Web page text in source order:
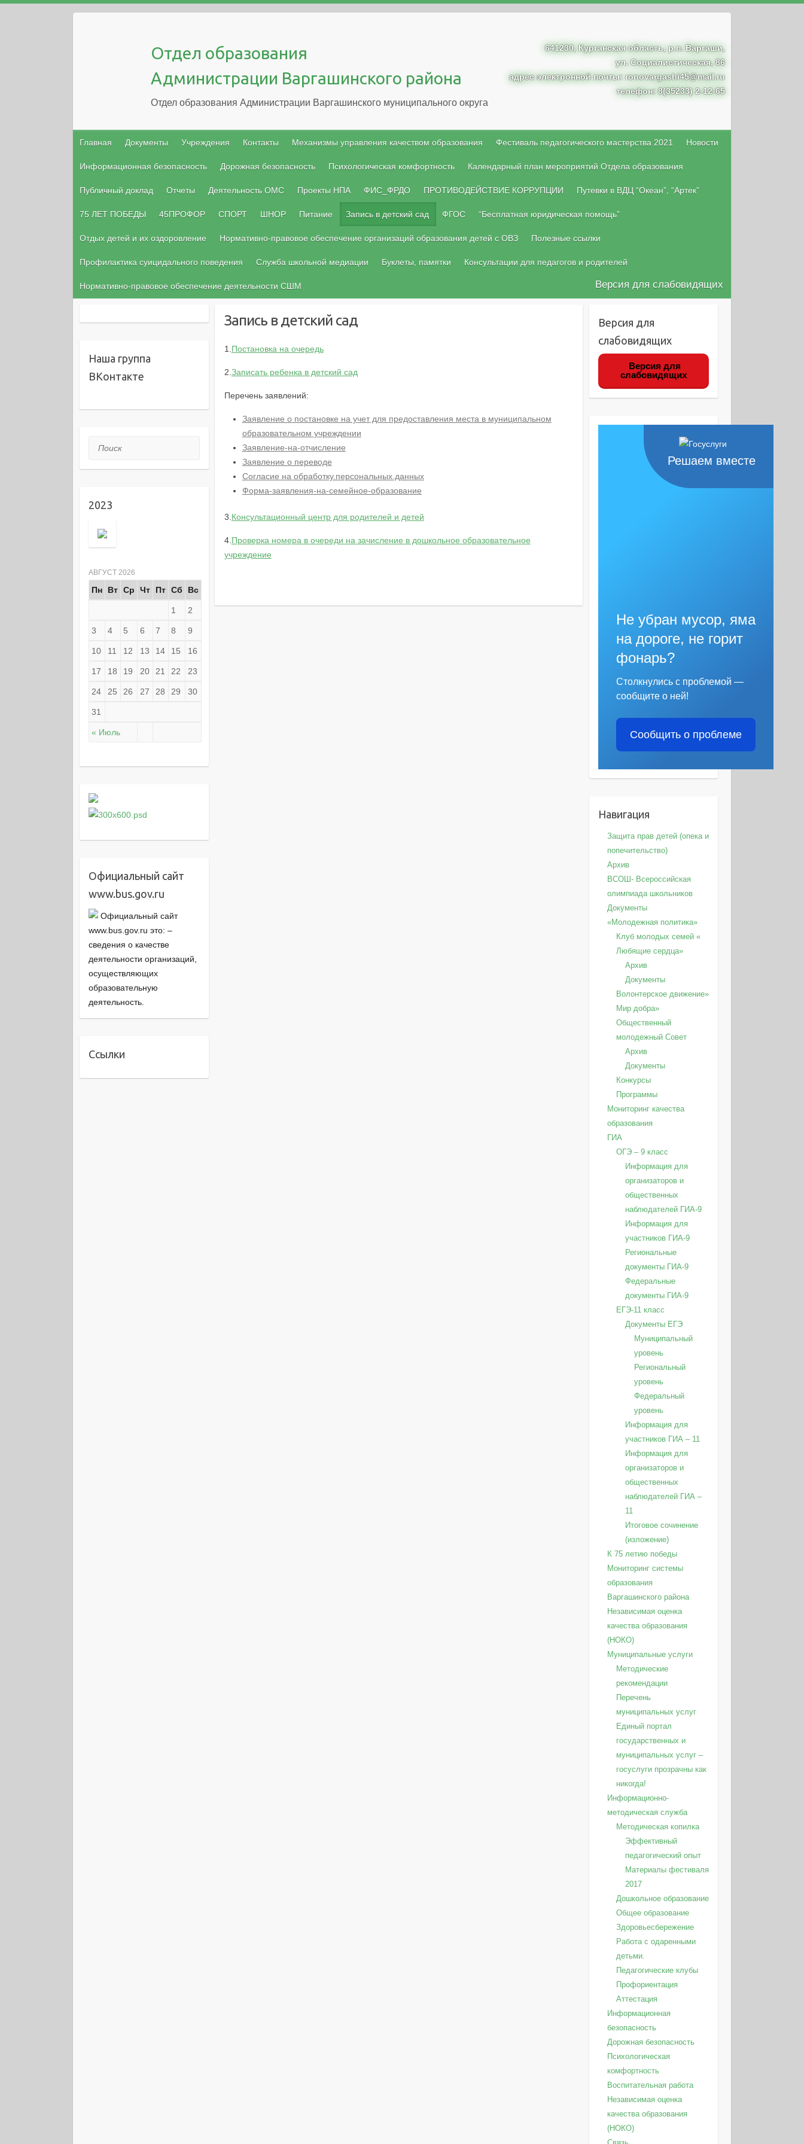
Отдел образования
Администрации Варгашинского района
Отдел образования Администрации Варгашинского муниципального округа
641230, Курганская область, р.п. Варгаши,
ул. Социалистическая, 86
адрес электронной почты: ronovargashi45@mail.ru
телефон: 8(35233) 2-12-65
Главная Документы Учреждения Контакты Механизмы управления качеством образования Фестиваль педагогического мастерства 2021 Новости
Информационная безопасность Дорожная безопасность Психологическая комфортность Календарный план мероприятий Отдела образования
Публичный доклад Отчеты Деятельность ОМС Проекты НПА ФИС_ФРДО ПРОТИВОДЕЙСТВИЕ КОРРУПЦИИ Путевки в ВДЦ “Океан”, “Артек”
75 ЛЕТ ПОБЕДЫ 45ПРОФОР СПОРТ ШНОР Питание Запись в детский сад ФГОС “Бесплатная юридическая помощь”
Отдых детей и их оздоровление Нормативно-правовое обеспечение организаций образования детей с ОВЗ Полезные ссылки
Профилактика суицидального поведения Служба школьной медиации Буклеты, памятки Консультации для педагогов и родителей
Нормативно-правовое обеспечение деятельности СШМ Версия для слабовидящих
Наша группа
ВКонтакте
Поиск
2023
АВГУСТ 2026
Пн Вт Ср Чт Пт Сб Вс
« Июль
1 2
3 4 5 6 7 8 9
10 11 12 13 14 15 16
17 18 19 20 21 22 23
24 25 26 27 28 29 30
31
Официальный сайт
www.bus.gov.ru
Официальный сайт
www.bus.gov.ru это: –
cведения о качестве
деятельности организаций,
осуществляющих
образовательную
деятельность.
Ссылки
Запись в детский сад
1.Постановка на очередь
2.Записать ребенка в детский сад
Перечень заявлений:
Заявление о постановке на учет для предоставления места в муниципальном
образовательном учреждении
Заявление-на-отчисление
Заявление о переводе
Согласие на обработку.персональных.данных
Форма-заявления-на-семейное-образование
3.Консультационный центр для родителей и детей
4.Проверка номера в очереди на зачисление в дошкольное образовательное
учреждение
Версия для
слабовидящих
Версия для
слабовидящих
Решаем вместе
Не убран мусор, яма
на дороге, не горит
фонарь?
Столкнулись с проблемой —
сообщите о ней!
Сообщить о проблеме
Навигация
Защита прав детей (опека и
попечительство)
Архив
ВСОШ- Всероссийская
олимпиада школьников
Документы
«Молодежная политика»
Клуб молодых семей «
Любящие сердца»
Архив
Документы
Волонтерское движение»
Мир добра»
Общественный
молодежный Совет
Архив
Документы
Конкурсы
Программы
Мониторинг качества
образования
ГИА
ОГЭ – 9 класс
Информация для
организаторов и
общественных
наблюдателей ГИА-9
Информация для
участников ГИА-9
Региональные
документы ГИА-9
Федеральные
документы ГИА-9
ЕГЭ-11 класс
Документы ЕГЭ
Муниципальный
уровень
Региональный
уровень
Федеральный
уровень
Информация для
участников ГИА – 11
Информация для
организаторов и
общественных
наблюдателей ГИА –
11
Итоговое сочинение
(изложение)
К 75 летию победы
Мониторинг системы
образования
Варгашинского района
Независимая оценка
качества образования
(НОКО)
Муниципальные услуги
Методические
рекомендации
Перечень
муниципальных услуг
Единый портал
государственных и
муниципальных услуг –
госуслуги прозрачны как
никогда!
Информационно-
методическая служба
Методическая копилка
Эффективный
педагогический опыт
Материалы фестиваля
2017
Дошкольное образование
Общее образование
Здоровьесбережение
Работа с одаренными
детьми.
Педагогические клубы
Профориентация
Аттестация
Информационная
безопасность
Дорожная безопасность
Психологическая
комфортность
Воспитательная работа
Независимая оценка
качества образования
(НОКО)